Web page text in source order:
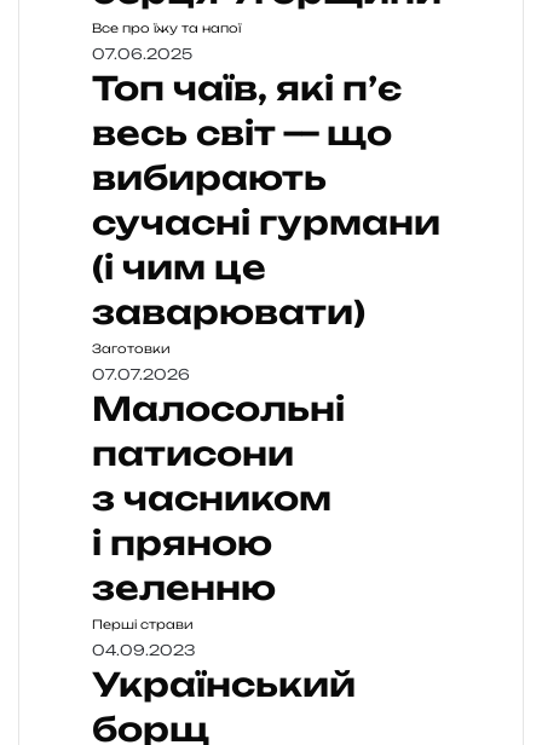
Все про їжу та напої
07.06.2025
Топ чаїв, які п’є
весь світ — що
вибирають
сучасні гурмани
(і чим це
заварювати)
Заготовки
07.07.2026
Малосольні
патисони
з часником
і пряною
зеленню
Перші страви
04.09.2023
Український
борщ